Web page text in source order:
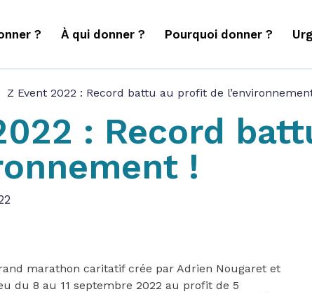
? À qui donner ? Pourquoi donner ?
Z Event 2022 : Record battu au profit de
: Record
!
marathon caritatif crée par Adrien Nougaret et
du 8 au 11 septembre 2022 au profit de 5